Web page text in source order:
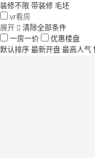
装修不限 带装修 毛坯
vr看房
展开  清除全部条件
一房一价
优惠楼盘
默认排序 最新开盘 最高人气